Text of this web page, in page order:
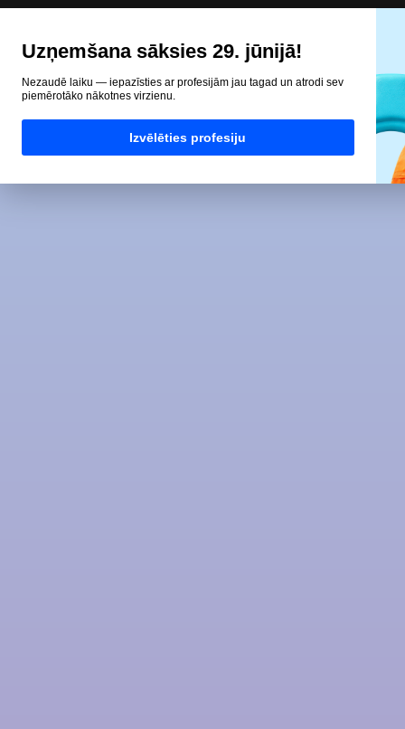
Uzņemšana sāksies 29. jūnijā!
Nezaudē laiku — iepazīsties ar profesijām jau tagad un atrodi sev
piemērotāko nākotnes virzienu.
Izvēlēties profesiju